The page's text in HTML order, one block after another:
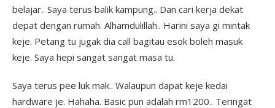
belajar.. Saya terus balik kampung.. Dan cari kerja dekat
depat dengan rumah. Alhamdulillah.. Harini saya gi mintak
keje. Petang tu jugak dia call bagitau esok boleh masuk
keje. Saya hepi sangat sangat masa tu.
Saya terus pee luk mak.. Walaupun dapat keje kedai
hardware je. Hahaha. Basic pun adalah rm1200.. Teringat